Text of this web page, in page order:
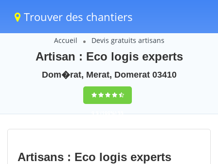
Trouver des chantiers
Accueil Devis gratuits artisans
Artisan : Eco logis experts
Dom�rat, Merat, Domerat 03410
9,5(100%)55
votes
Artisans : Eco logis experts